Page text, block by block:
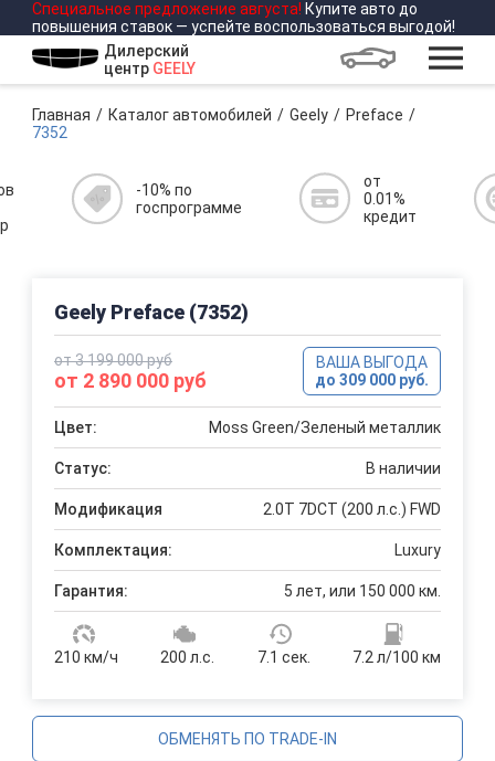
Специальное предложение августа! Купите авто до
повышения ставок — успейте воспользоваться выгодой!
Дилерский
центр GEELY
Главная Каталог автомобилей Geely
Preface
7352
-10% по
госпрограмме
от
0.01%
кредит
Geely Preface (7352)
от 3 199 000 руб
от 2 890 000 руб
ВАША ВЫГОДА
до 309 000 руб.
Цвет: Moss Green/Зеленый металлик
Статус: В наличии
Модификация 2.0T 7DCT (200 л.с.) FWD
Комплектация: Luxury
Гарантия: 5 лет, или 150 000 км.
210 км/ч 200 л.с. 7.1 сек. 7.2 л/100 км
ОБМЕНЯТЬ ПО TRADE-IN